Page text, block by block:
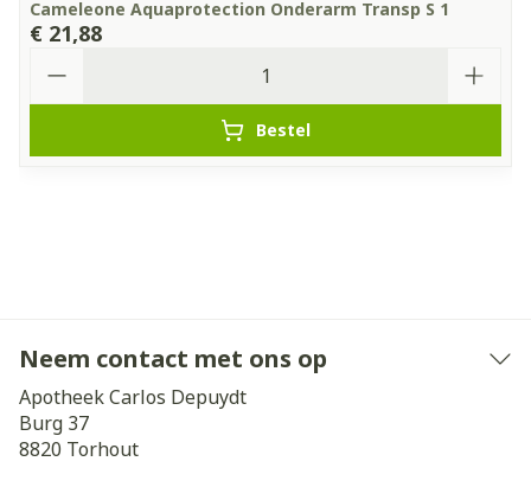
Cameleone Aquaprotection Onderarm Transp S 1
€ 21,88
Bestel
Neem contact met ons op
Apotheek Carlos Depuydt
Burg 37
8820 Torhout